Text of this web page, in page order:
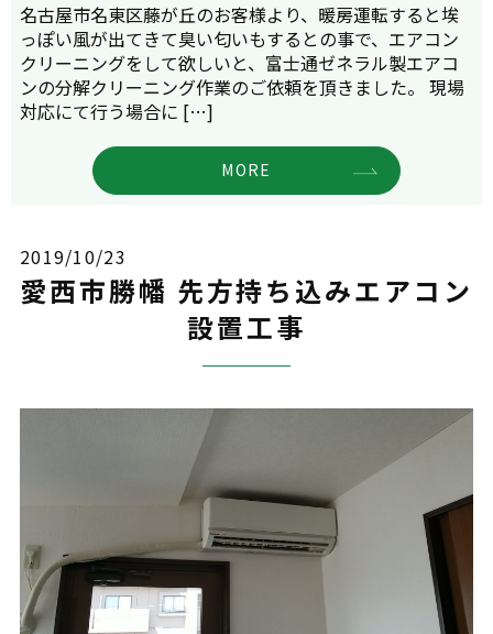
名古屋市名東区藤が丘のお客様より、暖房運転すると埃
っぽい風が出てきて臭い匂いもするとの事で、エアコン
クリーニングをして欲しいと、富士通ゼネラル製エアコ
ンの分解クリーニング作業のご依頼を頂きました。 現場
対応にて行う場合に […]
MORE
2019/10/23
愛西市勝幡 先方持ち込みエアコン
設置工事